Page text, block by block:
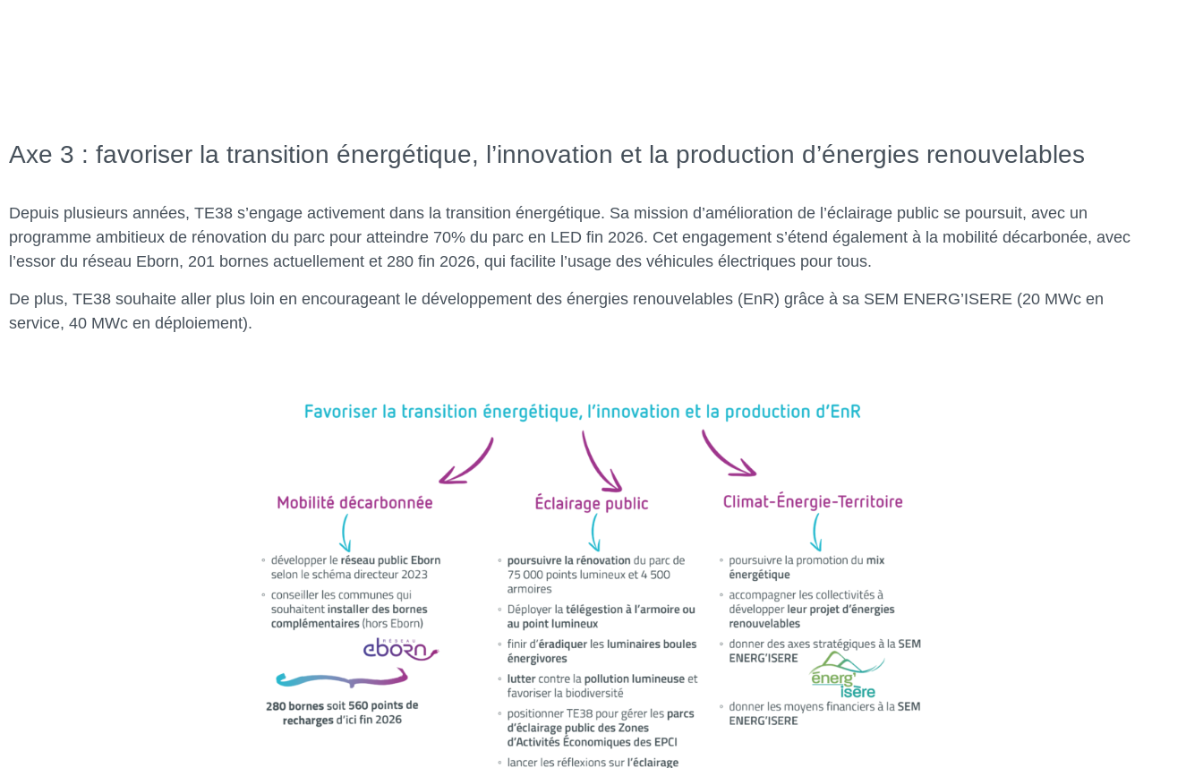
Axe 3 : favoriser la transition énergétique, l’innovation et la production d’énergies renouvelables
Depuis plusieurs années, TE38 s’engage activement dans la transition énergétique. Sa mission d’amélioration de l’éclairage public se poursuit, avec un
programme ambitieux de rénovation du parc pour atteindre 70% du parc en LED fin 2026. Cet engagement s’étend également à la mobilité décarbonée, avec
l’essor du réseau Eborn, 201 bornes actuellement et 280 fin 2026, qui facilite l’usage des véhicules électriques pour tous.
De plus, TE38 souhaite aller plus loin en encourageant le développement des énergies renouvelables (EnR) grâce à sa SEM ENERG’ISERE (20 MWc en
service, 40 MWc en déploiement).